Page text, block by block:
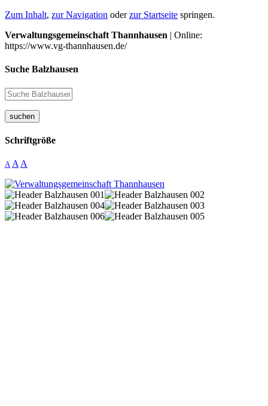
Zum Inhalt, zur Navigation oderzur Startseite springen.
Verwaltungsgemeinschaft Thannhausen | Online:
https://www.vg-thannhausen.de/
Suche Balzhausen
suchen
Schriftgröße
A A A